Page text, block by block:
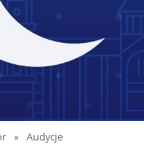
» Audycje